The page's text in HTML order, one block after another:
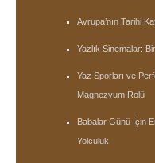
Avrupa’nın Tarihi
Yazlık Sinemalar:
Yaz Sporları ve
Magnezyum Rolü
Babalar Günü İçin
Yolculuk